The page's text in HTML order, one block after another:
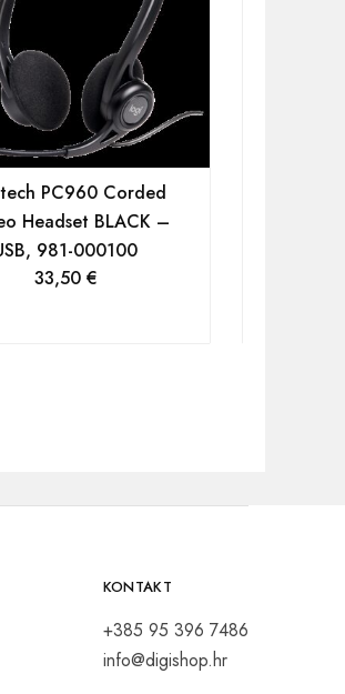
PC960 Corded
Headset BLACK –
981-000100
33,50 €
KONTAKT
+385 95 396 7486
info@digishop.hr